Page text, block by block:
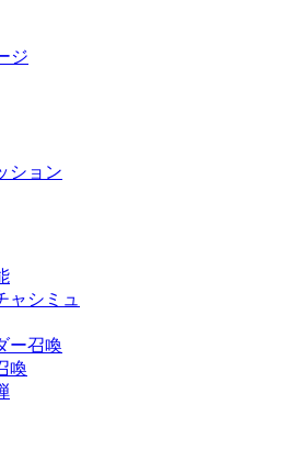
ジ
ション
ャシミュ
ー召喚
喚